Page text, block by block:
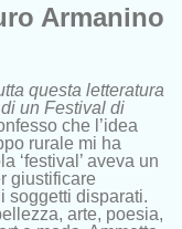
Armanino
questa letteratura
un Festival di
che l’idea
rurale mi ha
‘festival’ aveva un
giustificare
soggetti disparati.
arte, poesia,